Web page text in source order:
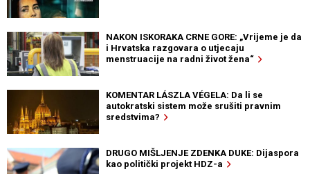
NAKON ISKORAKA CRNE GORE: „Vrijeme je da
i Hrvatska razgovara o utjecaju
menstruacije na radni život žena“
KOMENTAR LÁSZLA VÉGELA: Da li se
autokratski sistem može srušiti pravnim
sredstvima?
DRUGO MIŠLJENJE ZDENKA DUKE: Dijaspora
kao politički projekt HDZ-a